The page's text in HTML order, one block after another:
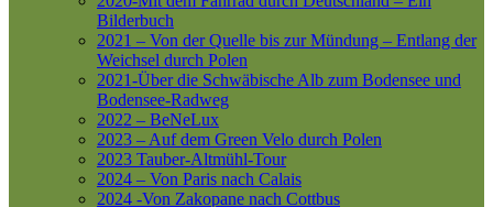
Bilderbuch
2021 – Von der Quelle bis zur Mündung – Entlang der
Weichsel durch Polen
2021-Über die Schwäbische Alb zum Bodensee und
Bodensee-Radweg
2022 – BeNeLux
2023 – Auf dem Green Velo durch Polen
2023 Tauber-Altmühl-Tour
2024 – Von Paris nach Calais
2024 -Von Zakopane nach Cottbus